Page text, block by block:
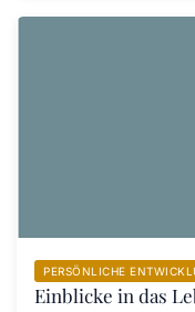
PERSÖNLICHE
Einblicke in das